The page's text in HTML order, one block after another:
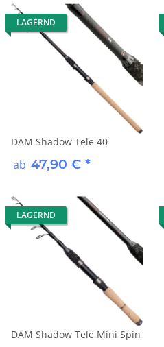
LAGERND
DAM Shadow Tele 40
ab 47,90 € *
LAGERND
DAM Shadow Tele Mini Spin